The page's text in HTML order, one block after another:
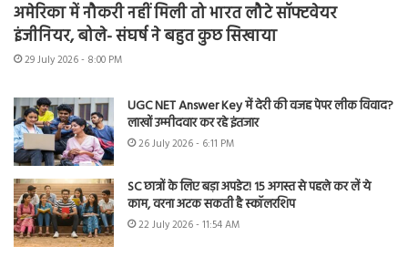
अमेरिका में नौकरी नहीं मिली तो भारत लौटे सॉफ्टवेयर
इंजीनियर, बोले- संघर्ष ने बहुत कुछ सिखाया
29 July 2026 - 8:00 PM
UGC NET Answer Key में देरी की वजह पेपर लीक विवाद?
लाखों उम्मीदवार कर रहे इंतजार
26 July 2026 - 6:11 PM
SC छात्रों के लिए बड़ा अपडेट! 15 अगस्त से पहले कर लें ये
काम, वरना अटक सकती है स्कॉलरशिप
22 July 2026 - 11:54 AM